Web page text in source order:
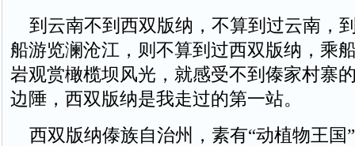
到云南不到西双版纳，不算到过云南，
船游览澜沧江，则不算到过西双版纳，乘
岩观赏橄榄坝风光，就感受不到傣家村寨
边陲，西双版纳是我走过的第一站。
西双版纳傣族自治州，素有“动植物王国